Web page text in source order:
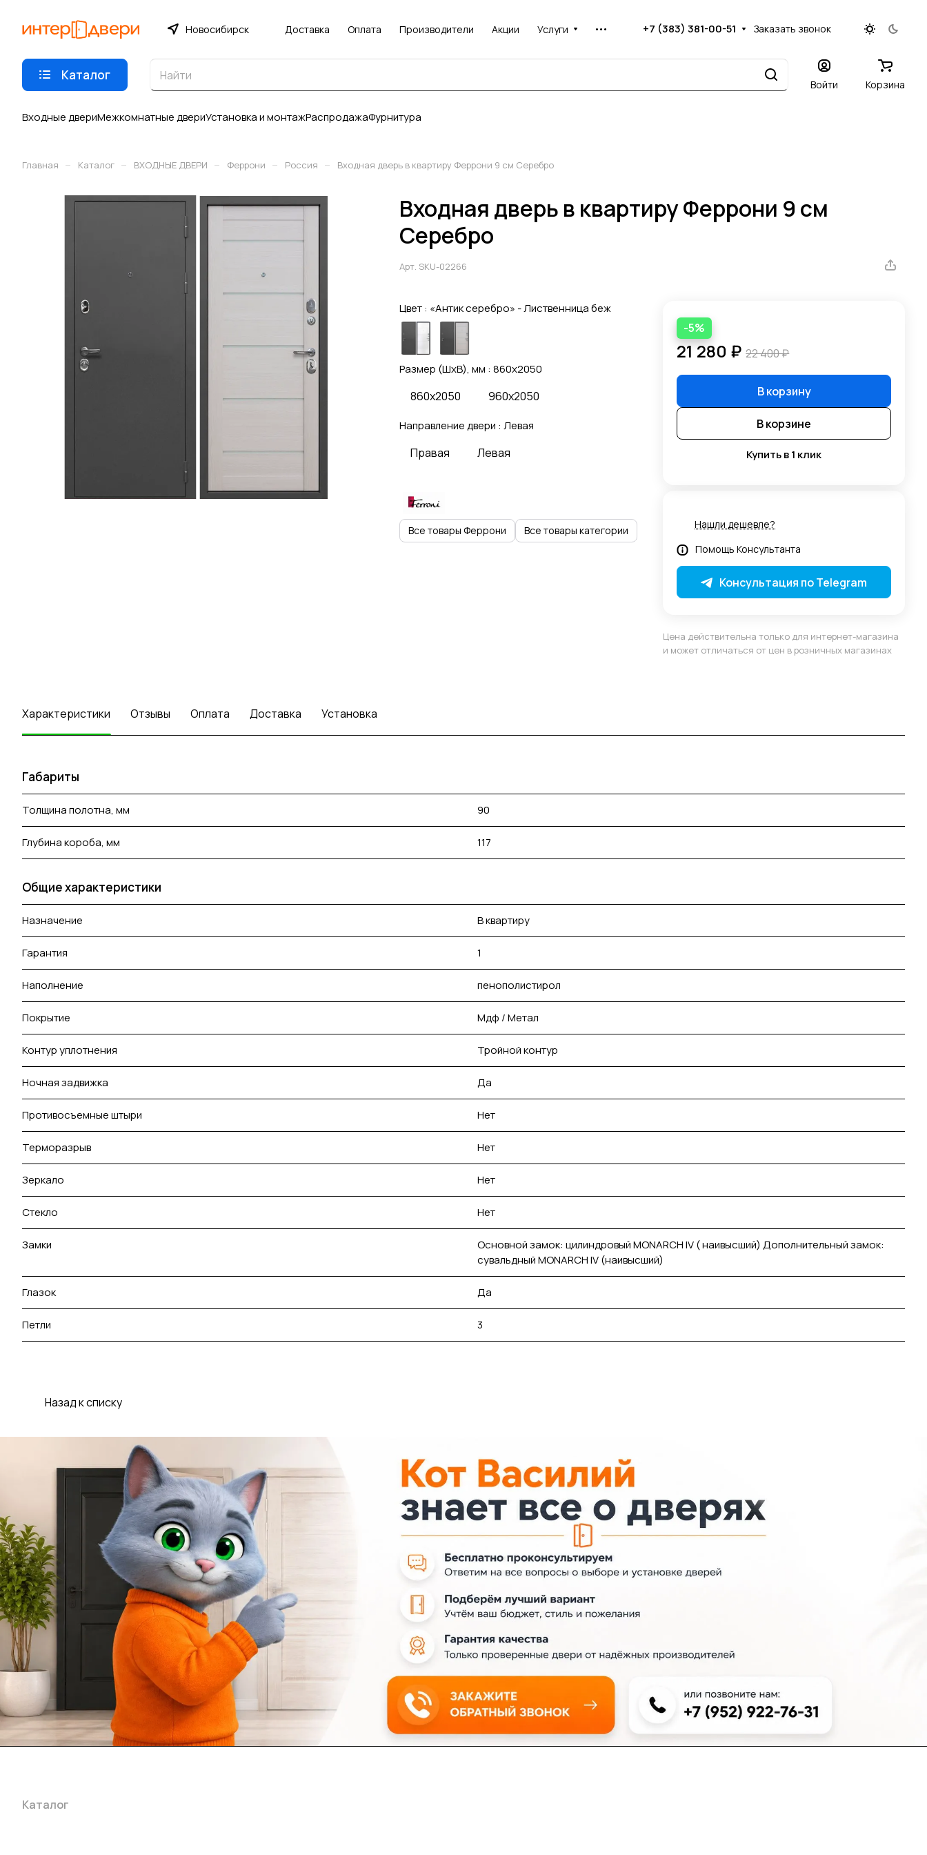
Новосибирск Доставка Оплата Производители Акции Услуги +7 (383) 381-00-51 Заказать звонок
Каталог
Войти Корзина
Входные двериМежкомнатные двериУстановка и монтажРаспродажаФурнитура
Главная – Каталог – ВХОДНЫЕ ДВЕРИ – Феррони – Россия – Входная дверь в квартиру Феррони 9 см Серебро
Входная дверь в квартиру Феррони 9 см
Серебро
Арт. SKU-02266
Цвет : «Антик серебро» - Лиственница беж
Размер (ШхВ), мм : 860x2050
860x2050 960x2050
Направление двери : Левая
Правая Левая
Все товары Феррони Все товары категории
-5%
21 280 ₽ 22 400 ₽
В корзину
В корзине
Купить в 1 клик
Нашли дешевле?
Помощь Консультанта
Консультация по Telegram
Цена действительна только для интернет-магазина
и может отличаться от цен в розничных магазинах
Характеристики Отзывы Оплата Доставка Установка
Габариты
Толщина полотна, мм 90
Глубина короба, мм 117
Общие характеристики
Назначение В квартиру
Гарантия 1
Наполнение пенополистирол
Покрытие Мдф / Метал
Контур уплотнения Тройной контур
Ночная задвижка Да
Противосъемные штыри Нет
Терморазрыв Нет
Зеркало Нет
Стекло Нет
Замки
Основной замок: цилиндровый MONARCH IV ( наивысший) Дополнительный замок:
сувальдный MONARCH IV (наивысший)
Глазок Да
Петли 3
Назад к списку
Каталог